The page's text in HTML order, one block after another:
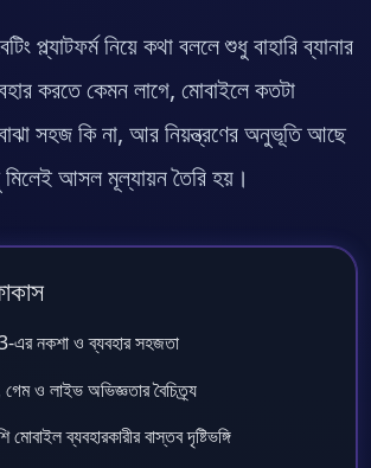
প্ল্যাটফর্ম নিয়ে কথা বললে শুধু বাহারি ব্যানার
করতে কেমন লাগে, মোবাইলে কতটা
সহজ কি না, আর নিয়ন্ত্রণের অনুভূতি আছে
আসল মূল্যায়ন তৈরি হয়।
নকশা ও ব্যবহার সহজতা
গেম ও লাইভ অভিজ্ঞতার বৈচিত্র্য
মোবাইল ব্যবহারকারীর বাস্তব দৃষ্টিভঙ্গি